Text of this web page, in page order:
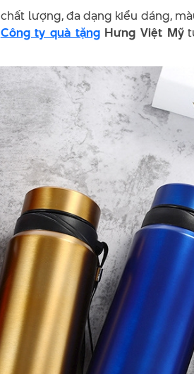
chất lượng, đa dạng kiểu dáng,
Công ty quà tặngHưng Việt Mỹ